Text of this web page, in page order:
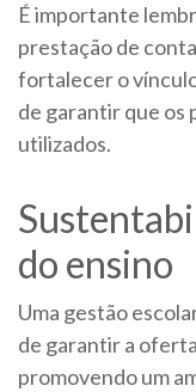
É importante
prestação de
fortalecer o
de garantir que os
utilizados.
do ensino
Uma gestão
de garantir a
promovendo um